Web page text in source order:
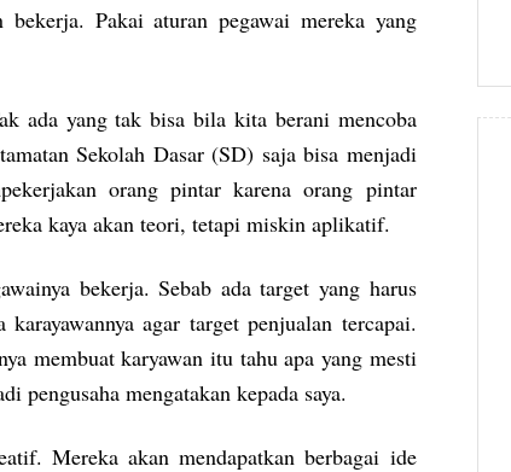
bekerja. Pakai aturan pegawai mereka yang
ada yang tak bisa bila kita berani mencoba
Sekolah Dasar (SD) saja bisa menjadi
orang pintar karena orang pintar
kaya akan teori, tetapi miskin aplikatif.
bekerja. Sebab ada target yang harus
agar target penjualan tercapai.
membuat karyawan itu tahu apa yang mesti
pengusaha mengatakan kepada saya.
Mereka akan mendapatkan berbagai ide